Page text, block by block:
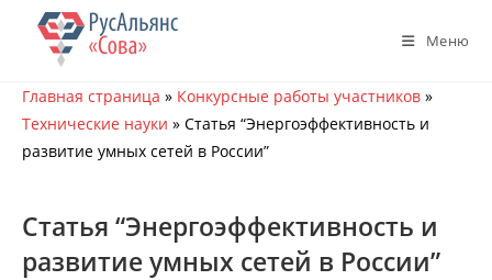
Перейти
содержимому
Меню
Главная страница » Конкурсные работы участников »
Технические науки » Статья “Энергоэффективность и
развитие умных сетей в России”
Статья “Энергоэффективность и
развитие умных сетей в России”